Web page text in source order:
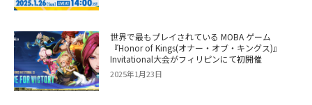
世界で最もプレイされている MOBA ゲーム
『Honor of Kings(オナー・オブ・キングス)』
Invitational大会がフィリピンにて初開催
2025年1月23日